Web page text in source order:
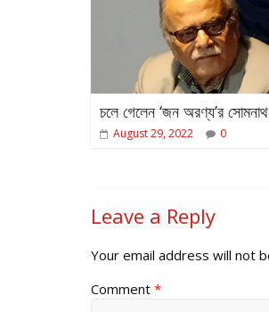
চলে গেলেন ‘জন অরণ্য’র সোমনাথ
August 29, 2022 0
Leave a Reply
Your email address will not
Comment *